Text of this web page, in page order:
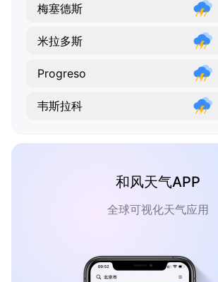
梅塞德斯
米拉多斯
Progreso
韦斯拉科
和风天气APP
全球可视化天气应用